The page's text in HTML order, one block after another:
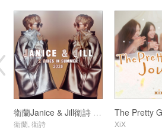
衛蘭Janice & Jill衛詩 2Vibes in Summer 2026
衛蘭, 衛詩 XiX